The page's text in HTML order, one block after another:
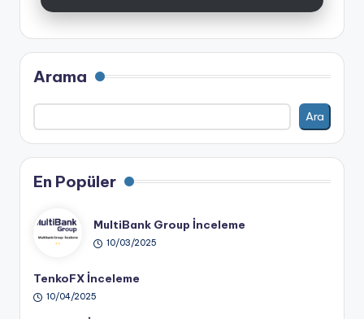
Arama
Ara
En Popüler
MultiBank Group İnceleme
10/03/2025
TenkoFX İnceleme
10/04/2025